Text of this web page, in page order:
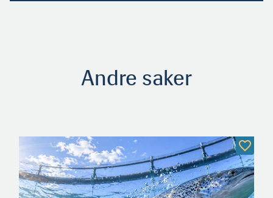
tsanlegg, og er fiskerikandidat fra UiT. Han er rådgiver i Sjømat Norge
Andre saker